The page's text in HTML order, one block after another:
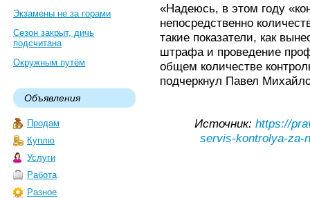
Экзамены не за горами
Сезон закрыт, дичь
подсчитана
Окружным путём
Объявления
Продам
Куплю
Услуги
Работа
Разное
«Надеюсь, в этом году
непосредственно
такие показатели, как
штрафа и проведение
общем количестве
подчеркнул Павел
Источник: https://
servis-kontrolya-za-